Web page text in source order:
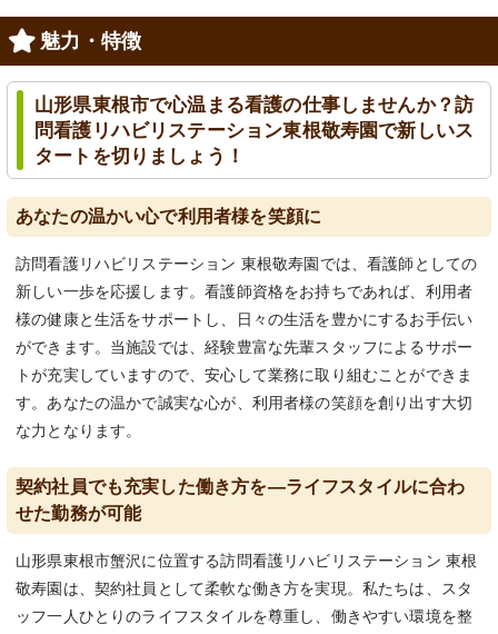
魅力・特徴
山形県東根市で心温まる看護の仕事しませんか？訪
問看護リハビリステーション東根敬寿園で新しいス
タートを切りましょう！
あなたの温かい心で利用者様を笑顔に
訪問看護リハビリステーション 東根敬寿園では、看護師としての
新しい一歩を応援します。看護師資格をお持ちであれば、利用者
様の健康と生活をサポートし、日々の生活を豊かにするお手伝い
ができます。当施設では、経験豊富な先輩スタッフによるサポー
トが充実していますので、安心して業務に取り組むことができま
す。あなたの温かで誠実な心が、利用者様の笑顔を創り出す大切
な力となります。
契約社員でも充実した働き方を―ライフスタイルに合わ
せた勤務が可能
山形県東根市蟹沢に位置する訪問看護リハビリステーション 東根
敬寿園は、契約社員として柔軟な働き方を実現。私たちは、スタ
ッフ一人ひとりのライフスタイルを尊重し、働きやすい環境を整